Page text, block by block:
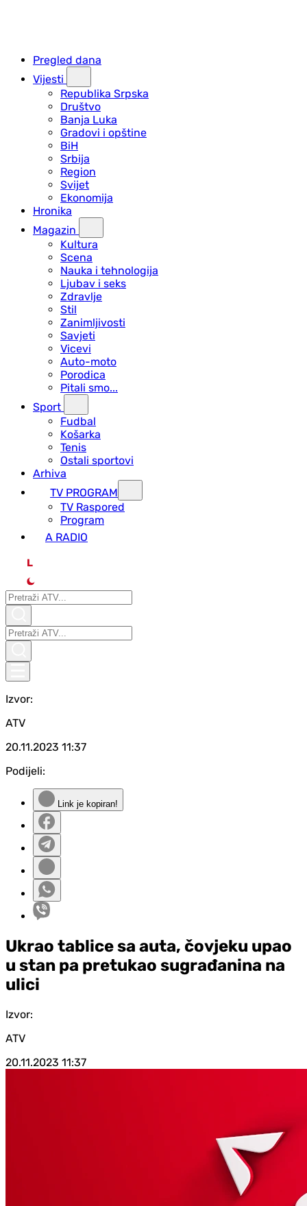
Pregled dana
Vijesti
Republika Srpska
Društvo
Banja Luka
Gradovi i opštine
BiH
Srbija
Region
Svijet
Ekonomija
Hronika
Magazin
Kultura
Scena
Nauka i tehnologija
Ljubav i seks
Zdravlje
Stil
Zanimljivosti
Savjeti
Vicevi
Auto-moto
Porodica
Pitali smo...
Sport
Fudbal
Košarka
Tenis
Ostali sportovi
Arhiva
TV PROGRAM
ТV Raspored
Program
A RADIO
L
Izvor:
ATV
20.11.2023 11:37
Podijeli:
Link je kopiran!
Ukrao tablice sa auta, čovjeku upao
u stan pa pretukao sugrađanina na
ulici
Izvor:
ATV
20.11.2023 11:37